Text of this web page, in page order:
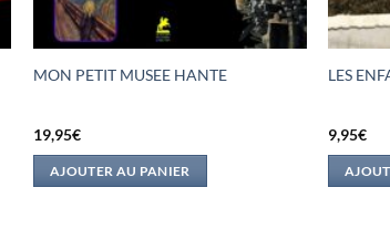
MON PETIT MUSEE HANTE
19,95€
AJOUTER AU PANIER
LES
9,95€